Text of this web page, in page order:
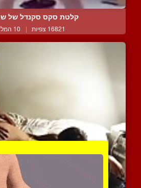
קלטת סקס סקנדל של
16821 צפיות | 10 המלצות